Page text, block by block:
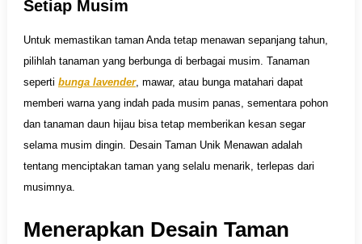
Setiap Musim
Untuk memastikan taman Anda tetap menawan sepanjang tahun,
pilihlah tanaman yang berbunga di berbagai musim. Tanaman
seperti bunga lavender, mawar, atau bunga matahari dapat
memberi warna yang indah pada musim panas, sementara pohon
dan tanaman daun hijau bisa tetap memberikan kesan segar
selama musim dingin. Desain Taman Unik Menawan adalah
tentang menciptakan taman yang selalu menarik, terlepas dari
musimnya.
Menerapkan Desain Taman